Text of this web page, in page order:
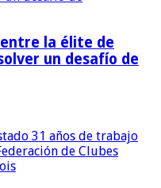
la élite de
un desafío de